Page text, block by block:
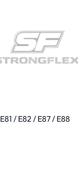
E81 / E82 / E87 / E88